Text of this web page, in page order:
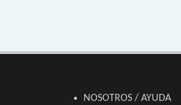
NOSOTROS / AYUDA